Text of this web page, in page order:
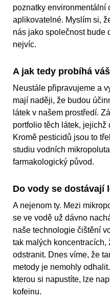
poznatky environmentální
aplikovatelné. Myslím si,
nás jako společnost bude
nejvíc.
A jak tedy probíhá
Neustále připravujeme a
mají naději, že budou
látek v našem prostředí.
portfolio těch látek, jejichž
Kromě pesticidů jsou to
studiu vodních
farmakologický původ.
Do vody se dostávají
A nejenom ty. Mezi
se ve vodě už dávno
naše technologie čištění
tak malých
odstranit. Dnes víme, že
metody je nemohly
kterou si napustíte, lze
kofeinu.